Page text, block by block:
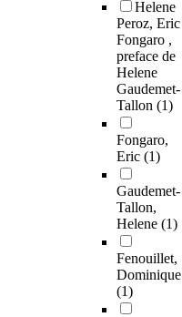
Helene
Peroz, Eric
Fongaro ,
preface de
Helene
Gaudemet-
Tallon (1)
Fongaro,
Eric (1)
Gaudemet-
Tallon,
Helene (1)
Fenouillet,
Dominique
(1)